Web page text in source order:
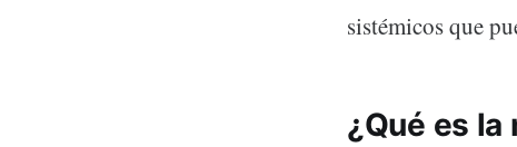
sistémicos que
¿Qué es la